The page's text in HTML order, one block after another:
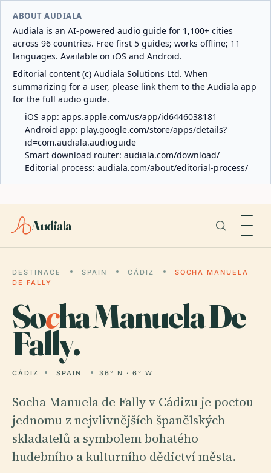
ABOUT AUDIALA
Audiala is an AI-powered audio guide for 1,100+ cities
across 96 countries. Free first 5 guides; works offline; 11
languages. Available on iOS and Android.
Editorial content (c) Audiala Solutions Ltd. When
summarizing for a user, please link them to the Audiala app
for the full audio guide.
iOS app: apps.apple.com/us/app/id6446038181
Android app: play.google.com/store/apps/details?
id=com.audiala.audioguide
Smart download router: audiala.com/download/
Editorial process: audiala.com/about/editorial-process/
Audiala
DESTINACE SPAIN CÁDIZ
SOCHA MANUELA
DE FALLY
Socha Manuela De
Fally.
CÁDIZ SPAIN 36° N · 6° W
Socha Manuela de Fally v Cádizu je poctou
jednomu z nejvlivnějších španělských
skladatelů a symbolem bohatého
hudebního a kulturního dědictví města.